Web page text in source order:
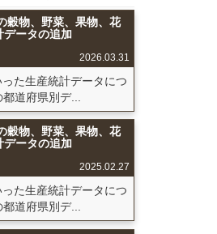
穀物、野菜、果物、花
データの追加
2026.03.31
た生産統計データにつ
道府県別デ...
穀物、野菜、果物、花
データの追加
2025.02.27
た生産統計データにつ
道府県別デ...